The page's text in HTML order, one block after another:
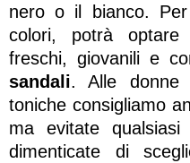
nero o il bianco.
colori, potrà
freschi, giovanili e
sandali. Alle donne
toniche consigliamo
ma evitate
dimenticate di